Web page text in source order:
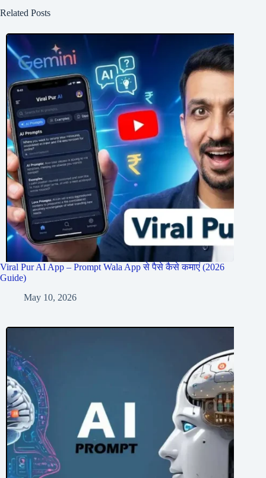
Related Posts
Viral Pur AI App – Prompt Wala App से पैसे कैसे कमाएं (2026
Guide)
May 10, 2026